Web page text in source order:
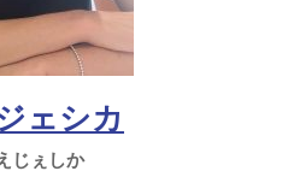
ェシカ
じぇしか